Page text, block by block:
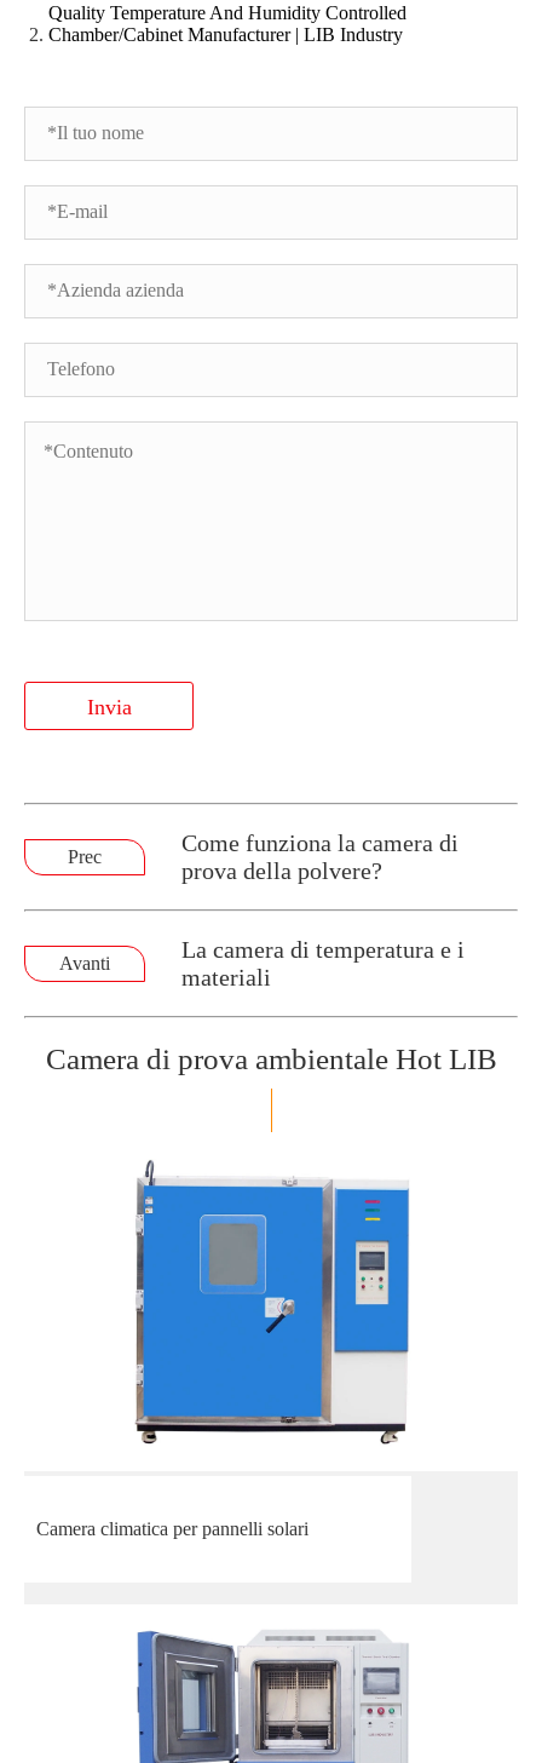
Quality Temperature And Humidity Controlled
Chamber/Cabinet Manufacturer | LIB Industry
Invia
Prec
Come funziona la camera di
prova della polvere?
Avanti
La camera di temperatura e i
materiali
Camera di prova ambientale Hot LIB
Camera climatica per pannelli solari